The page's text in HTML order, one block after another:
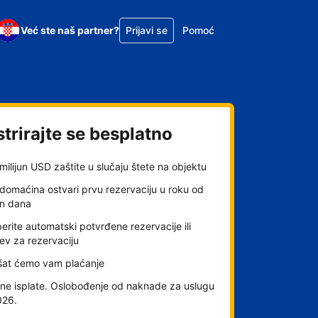
Već ste naš partner? Prijavi se Pomoć
se besplatno
USD zaštite u slučaju štete na objektu
ostvari prvu rezervaciju u roku od
dana
automatski potvrđene rezervacije ili
za rezervaciju
ćemo vam plaćanje
isplate. Oslobođenje od naknade za uslugu